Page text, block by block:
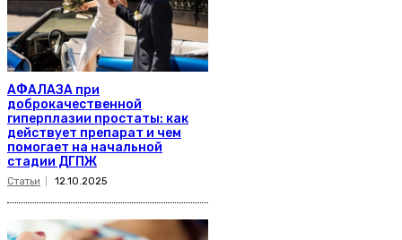
АФАЛАЗА при
доброкачественной
гиперплазии простаты: как
действует препарат и чем
помогает на начальной
стадии ДГПЖ
Статьи 12.10.2025